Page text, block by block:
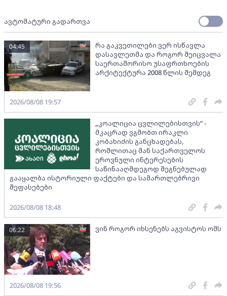
ავტომატური გადართვა
რა გაკვეთილები ვერ ისწავლა
დასავლეთმა და როგორ შეიცვალა
საერთაშორისო უსაფრთხოების
არქიტექტურა 2008 წლის შემდეგ
04:45
2026/08/08 19:57
„კოალიცია ცვლილებისთვის“ -
მკაცრად ვგმობთ ირაკლი
კობახიძის განცხადებას,
რომლითაც მან საქართველოს
ეროვნული ინტერესების
საწინააღმდეგოდ შეგნებულად
გააყალბა ისტორიული ფაქტები და სამართლებრივი
შეფასებები
2026/08/08 18:48
ვინ როგორ იხსენებს აგვისტოს ომს
06:22
2026/08/08 19:56